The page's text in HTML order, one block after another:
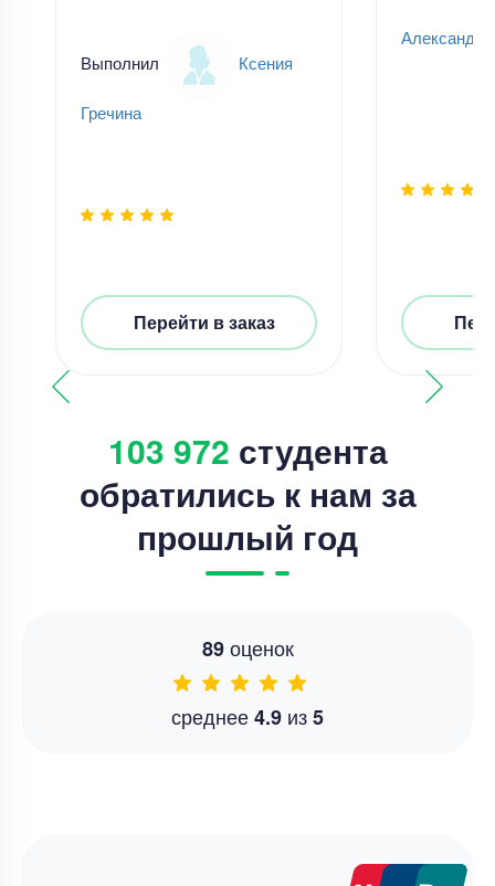
Выполнил Ксения
Гречина
Перейти в заказ
Александр
103 972 студента
обратились к нам за
прошлый год
89оценок
среднее4.9 из5